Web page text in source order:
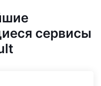
сервисы